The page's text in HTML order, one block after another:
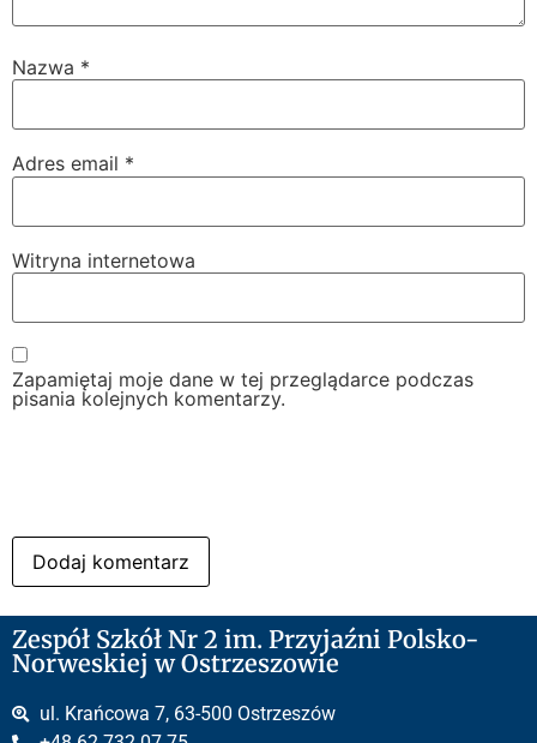
Nazwa *
Adres email *
Witryna internetowa
Zapamiętaj moje dane w tej przeglądarce podczas
pisania kolejnych komentarzy.
Zespół Szkół Nr 2 im. Przyjaźni Polsko-
Norweskiej w Ostrzeszowie
ul. Krańcowa 7, 63-500 Ostrzeszów